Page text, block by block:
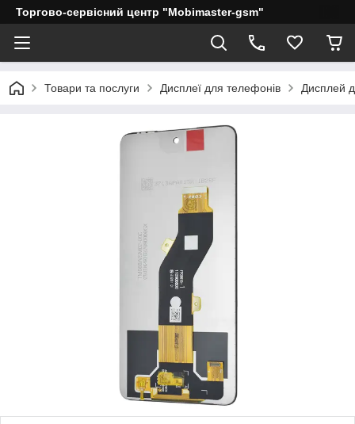
Торгово-сервісний центр "Mobimaster-gsm"
Товари та послуги Дисплеї для телефонів Дисплей